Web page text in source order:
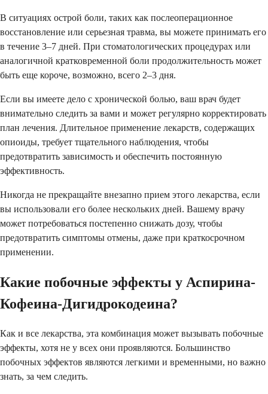
В ситуациях острой боли, таких как послеоперационное
восстановление или серьезная травма, вы можете принимать его
в течение 3–7 дней. При стоматологических процедурах или
аналогичной кратковременной боли продолжительность может
быть еще короче, возможно, всего 2–3 дня.
Если вы имеете дело с хронической болью, ваш врач будет
внимательно следить за вами и может регулярно корректировать
план лечения. Длительное применение лекарств, содержащих
опиоиды, требует тщательного наблюдения, чтобы
предотвратить зависимость и обеспечить постоянную
эффективность.
Никогда не прекращайте внезапно прием этого лекарства, если
вы использовали его более нескольких дней. Вашему врачу
может потребоваться постепенно снижать дозу, чтобы
предотвратить симптомы отмены, даже при краткосрочном
применении.
Какие побочные эффекты у Аспирина-
Кофеина-Дигидрокодеина?
Как и все лекарства, эта комбинация может вызывать побочные
эффекты, хотя не у всех они проявляются. Большинство
побочных эффектов являются легкими и временными, но важно
знать, за чем следить.